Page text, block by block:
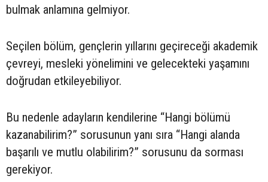
bulmak anlamına gelmiyor.
Seçilen bölüm, gençlerin yıllarını geçireceği akademik
çevreyi, mesleki yönelimini ve gelecekteki yaşamını
doğrudan etkileyebiliyor.
Bu nedenle adayların kendilerine “Hangi bölümü
kazanabilirim?” sorusunun yanı sıra “Hangi alanda
başarılı ve mutlu olabilirim?” sorusunu da sorması
gerekiyor.